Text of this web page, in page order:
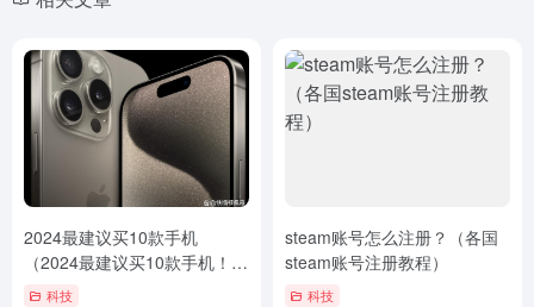
2024最建议买10款手机
（2024最建议买10款手机！）
2024最建议买10款手机！
科技
steam账号怎么注册？（各国
steam账号注册教程）
科技